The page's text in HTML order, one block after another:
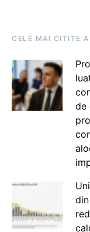
CELE MAI CITITE
de